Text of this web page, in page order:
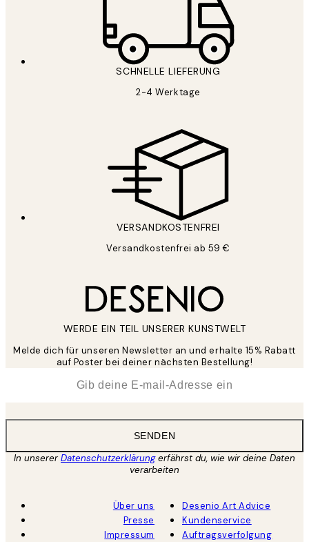
SCHNELLE LIEFERUNG
2-4 Werktage
VERSANDKOSTENFREI
Versandkostenfrei ab 59 €
WERDE EIN TEIL UNSERER KUNSTWELT
Melde dich für unseren Newsletter an und erhalte 15% Rabatt
auf Poster bei deiner nächsten Bestellung!
SENDEN
In unsererDatenschutzerklärungerfährst du, wie wir deine Daten
verarbeiten
Über uns
Presse
Impressum
Desenio Art Advice
Kundenservice
Auftragsverfolgung